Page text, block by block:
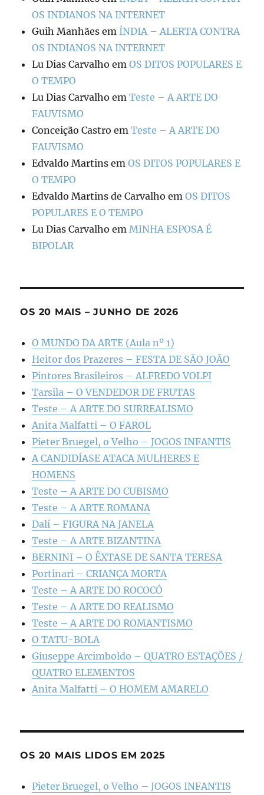
OS INDIANOS NA INTERNET
Guih Manhães em ÍNDIA – ALERTA CONTRA
OS INDIANOS NA INTERNET
Lu Dias Carvalho emOS DITOS POPULARES E
O TEMPO
Lu Dias Carvalho emTeste – A ARTE DO
FAUVISMO
Conceição Castro emTeste – A ARTE DO
FAUVISMO
Edvaldo Martins emOS DITOS POPULARES E
O TEMPO
Edvaldo Martins de Carvalho emOS DITOS
POPULARES E O TEMPO
Lu Dias Carvalho em MINHA ESPOSA É
BIPOLAR
OS 20 MAIS – JUNHO DE 2026
O MUNDO DA ARTE (Aula nº 1)
Heitor dos Prazeres – FESTA DE SÃO JOÃO
Pintores Brasileiros – ALFREDO VOLPI
Tarsila – O VENDEDOR DE FRUTAS
Teste – A ARTE DO SURREALISMO
Anita Malfatti – O FAROL
Pieter Bruegel, o Velho – JOGOS INFANTIS
A CANDIDÍASE ATACA MULHERES E
HOMENS
Teste – A ARTE DO CUBISMO
Teste – A ARTE ROMANA
Dalí – FIGURA NA JANELA
Teste – A ARTE BIZANTINA
BERNINI – O ÊXTASE DE SANTA TERESA
Portinari – CRIANÇA MORTA
Teste – A ARTE DO ROCOCÓ
Teste – A ARTE DO REALISMO
Teste – A ARTE DO ROMANTISMO
O TATU-BOLA
Giuseppe Arcimboldo – QUATRO ESTAÇÕES /
QUATRO ELEMENTOS
Anita Malfatti – O HOMEM AMARELO
OS 20 MAIS LIDOS EM 2025
Pieter Bruegel, o Velho – JOGOS INFANTIS